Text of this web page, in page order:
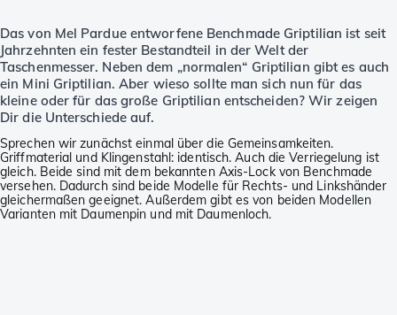
Das von Mel Pardue entworfene Benchmade Griptilian ist seit
Jahrzehnten ein fester Bestandteil in der Welt der
Taschenmesser. Neben dem „normalen“ Griptilian gibt es auch
ein Mini Griptilian. Aber wieso sollte man sich nun für das
kleine oder für das große Griptilian entscheiden? Wir zeigen
Dir die Unterschiede auf.
Sprechen wir zunächst einmal über die Gemeinsamkeiten.
Griffmaterial und Klingenstahl: identisch. Auch die Verriegelung ist
gleich. Beide sind mit dem bekannten Axis-Lock von Benchmade
versehen. Dadurch sind beide Modelle für Rechts- und Linkshänder
gleichermaßen geeignet. Außerdem gibt es von beiden Modellen
Varianten mit Daumenpin und mit Daumenloch.